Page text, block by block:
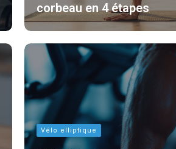
corbeau en 4 étapes
Vélo elliptique